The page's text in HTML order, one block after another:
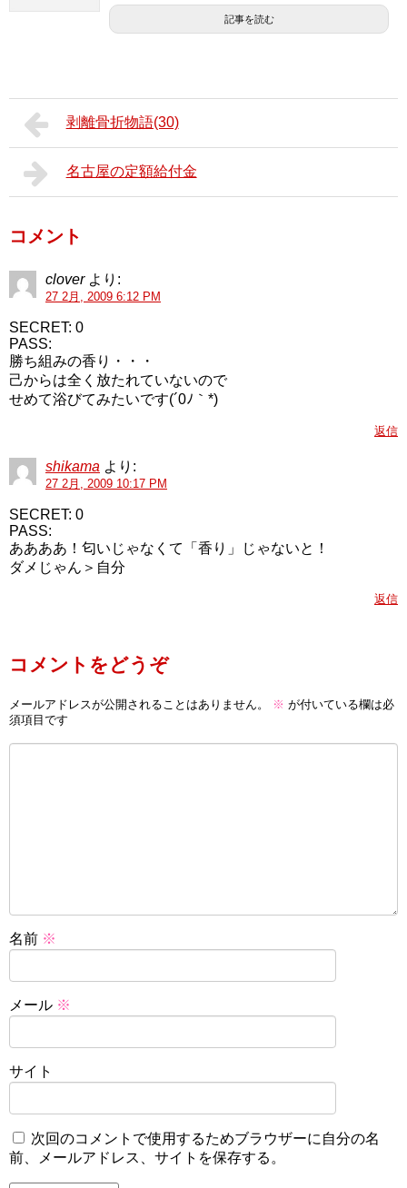
記事を読む
剥離骨折物語(30)
名古屋の定額給付金
コメント
clover より:
27 2月, 2009 6:12 PM
SECRET: 0
PASS:
勝ち組みの香り・・・
己からは全く放たれていないので
せめて浴びてみたいです(´0ﾉ｀*)
返信
shikama より:
27 2月, 2009 10:17 PM
SECRET: 0
PASS:
ああああ！匂いじゃなくて「香り」じゃないと！
ダメじゃん＞自分
返信
コメントをどうぞ
メールアドレスが公開されることはありません。 ※ が付いている欄は必
須項目です
名前 ※
メール ※
サイト
次回のコメントで使用するためブラウザーに自分の名
前、メールアドレス、サイトを保存する。